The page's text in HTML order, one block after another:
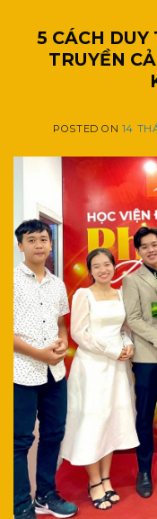
5 CÁCH DUY
TRUYỀN
POSTED ON 14